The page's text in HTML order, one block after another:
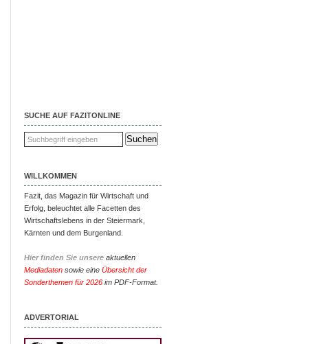
SUCHE AUF FAZITONLINE
WILLKOMMEN
Fazit, das Magazin für Wirtschaft und
Erfolg, beleuchtet alle Facetten des
Wirtschaftslebens in der Steiermark,
Kärnten und dem Burgenland.
Hier finden Sie unsere aktuellen
Mediadaten sowie eine Übersicht der
Sonderthemen für 2026 im PDF-Format.
ADVERTORIAL